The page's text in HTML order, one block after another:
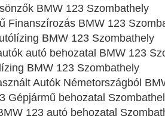
BMW 123 Szombathely
Finanszírozás BMW 123
BMW 123 Szombathely
autó behozatal BMW 123
BMW 123 Szombathely
Autók Németországból
Gépjármű behozatal
123 autó behozatal